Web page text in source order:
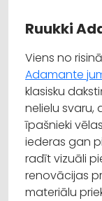
Ruukki
Viens no
Adamante
klasisku
nelielu svaru,
īpašnieki
iederas gan
radīt vizuāli
renovācijas
materiālu